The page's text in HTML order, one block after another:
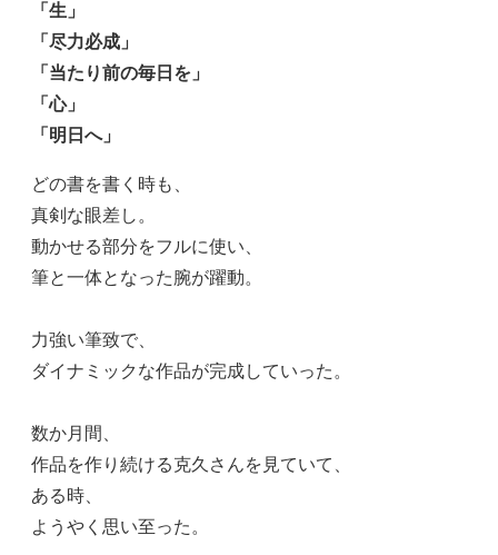
「生」
「尽力必成」
「当たり前の毎日を」
「心」
「明日へ」
どの書を書く時も、
真剣な眼差し。
動かせる部分をフルに使い、
筆と一体となった腕が躍動。
力強い筆致で、
ダイナミックな作品が完成していった。
数か月間、
作品を作り続ける克久さんを見ていて、
ある時、
ようやく思い至った。